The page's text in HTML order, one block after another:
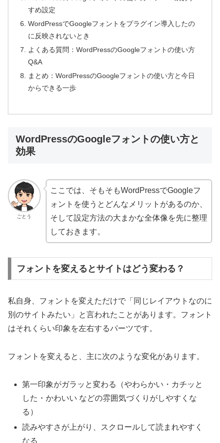
すめ設定
WordPressでGoogleフォントをプラグイン導入したの
に反映されないとき
よくある質問：WordPressのGoogleフォントの使い方
Q&A
まとめ：WordPressのGoogleフォントの使い方と今日
からできる一歩
WordPressのGoogleフォントの使い方と
効果
ごとう
ここでは、そもそもWordPressでGoogleフ
ォントを使うとどんなメリットがあるのか、
そして設定方法の大まかな全体像を先に整理
しておきます。
フォントを変えるとサイトはどう変わる？
私自身、フォントを変えただけで「同じレイアウトなのに
別のサイトみたい」と言われたことがあります。フォント
はそれくらい印象を左右するパーツです。
フォントを変えると、主に次のような変化があります。
第一印象がガラッと変わる（やわらかい・カチッと
した・かわいい などの雰囲気づくりがしやすくな
る）
読みやすさが上がり、スクロールして読まれやすく
なる